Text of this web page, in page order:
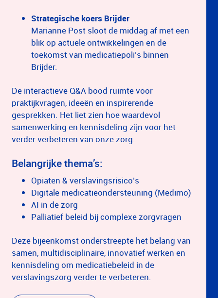
Strategische koers Brijder
Marianne Post sloot de middag af met een
blik op actuele ontwikkelingen en de
toekomst van medicatiepoli’s binnen
Brijder.
De interactieve Q&A bood ruimte voor
praktijkvragen, ideeën en inspirerende
gesprekken. Het liet zien hoe waardevol
samenwerking en kennisdeling zijn voor het
verder verbeteren van onze zorg.
Belangrijke thema’s:
Opiaten & verslavingsrisico’s
Digitale medicatieondersteuning (Medimo)
AI in de zorg
Palliatief beleid bij complexe zorgvragen
Deze bijeenkomst onderstreepte het belang van
samen, multidisciplinaire, innovatief werken en
kennisdeling om medicatiebeleid in de
verslavingszorg verder te verbeteren.